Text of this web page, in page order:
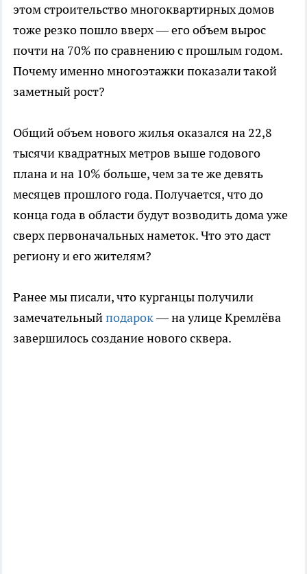
этом строительство многоквартирных домов
тоже резко пошло вверх — его объем вырос
почти на 70% по сравнению с прошлым годом.
Почему именно многоэтажки показали такой
заметный рост?
Общий объем нового жилья оказался на 22,8
тысячи квадратных метров выше годового
плана и на 10% больше, чем за те же девять
месяцев прошлого года. Получается, что до
конца года в области будут возводить дома уже
сверх первоначальных наметок. Что это даст
региону и его жителям?
Ранее мы писали, что курганцы получили
замечательныйподарок— на улице Кремлёва
завершилось создание нового сквера.